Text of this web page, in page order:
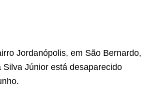
Jordanópolis, em São Bernardo,
Silva Júnior está desaparecido